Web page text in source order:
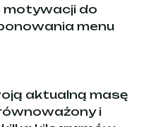
motywacji do
menu
aktualną masę
i